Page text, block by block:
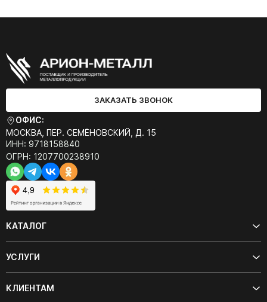
ЗАКАЗАТЬ ЗВОНОК
ОФИС:
МОСКВА, ПЕР. СЕМЁНОВСКИЙ, Д. 15
ИНН: 9718158840
ОГРН: 1207700238910
КАТАЛОГ
УСЛУГИ
КЛИЕНТАМ